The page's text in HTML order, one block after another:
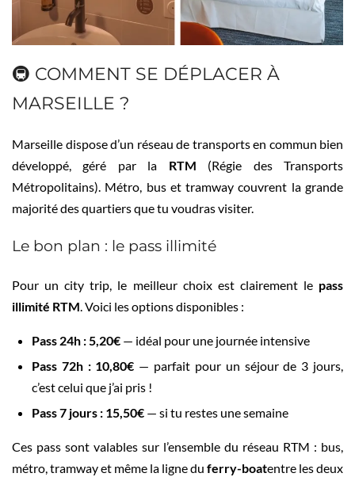
🚇 COMMENT SE DÉPLACER À
MARSEILLE ?
Marseille dispose d’un réseau de transports en commun bien
développé, géré par la RTM (Régie des Transports
Métropolitains). Métro, bus et tramway couvrent la grande
majorité des quartiers que tu voudras visiter.
Le bon plan : le pass illimité
Pour un city trip, le meilleur choix est clairement le pass
illimité RTM . Voici les options disponibles :
Pass 24h : 5,20€ — idéal pour une journée intensive
Pass 72h : 10,80€ — parfait pour un séjour de 3 jours,
c’est celui que j’ai pris !
Pass 7 jours : 15,50€ — si tu restes une semaine
Ces pass sont valables sur l’ensemble du réseau RTM : bus,
métro, tramway et même la ligne du ferry-boatentre les deux